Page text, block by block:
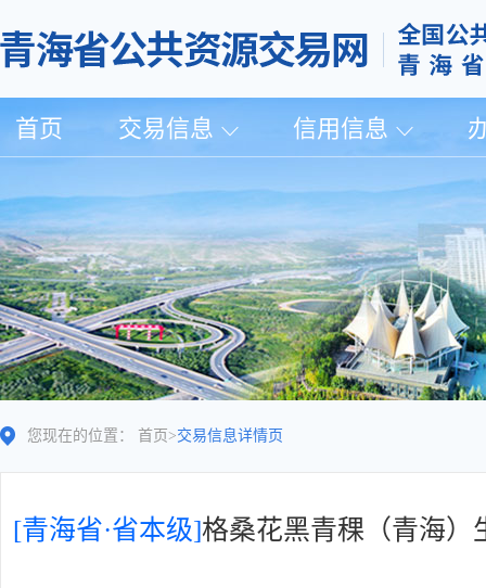
首页 交易信息 信用信息
您现在的位置： 首页 >交易信息详情页
[青海省·省本级]格桑花黑青稞（青海）